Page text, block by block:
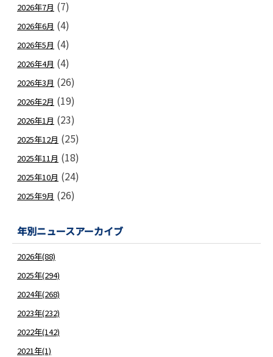
2026年7月 (7)
2026年6月 (4)
2026年5月 (4)
2026年4月 (4)
2026年3月 (26)
2026年2月 (19)
2026年1月 (23)
2025年12月 (25)
2025年11月 (18)
2025年10月 (24)
2025年9月 (26)
年別ニュースアーカイブ
2026年(88)
2025年(294)
2024年(268)
2023年(232)
2022年(142)
2021年(1)